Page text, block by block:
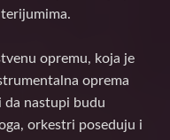
opremu, koja je
oprema
da nastupi budu
orkestri poseduju i